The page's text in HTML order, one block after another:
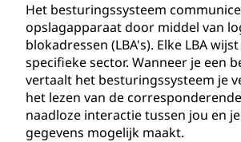
Het besturingssysteem
opslagapparaat door middel van
blokadressen (LBA's). Elke LBA
specifieke sector. Wanneer je een
vertaalt het besturingssysteem je
het lezen van de
naadloze interactie tussen jou en
gegevens mogelijk maakt.